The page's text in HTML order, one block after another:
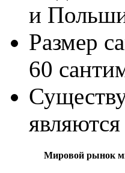
и
Размер
60
Мировой рынок